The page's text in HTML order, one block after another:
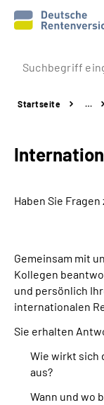
Prävention
Rente
Beratung &
Über uns &
Online-Services
Startseite …
Haben Sie
Gemeinsam mit
Kollegen
und persönlich
internationalen
Sie erhalten
Wie wirkt sich
aus?
Wann und wo